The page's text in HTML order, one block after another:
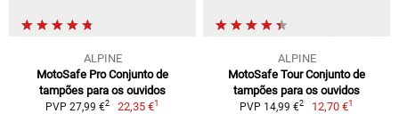
ALPINE
MotoSafe Pro Conjunto de
tampões para os ouvidos
PVP 27,99 €2 22,35 €1
ALPINE
MotoSafe Tour Conjunto de
tampões para os ouvidos
PVP 14,99 €2 12,70 €1